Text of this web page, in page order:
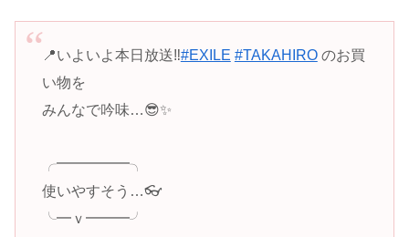
📍いよいよ本日放送‼️#EXILE #TAKAHIROのお買
い物を
みんなで吟味…😎✨
╭━━━━━╮
使いやすそう…👓
╰━ｖ━━━╯